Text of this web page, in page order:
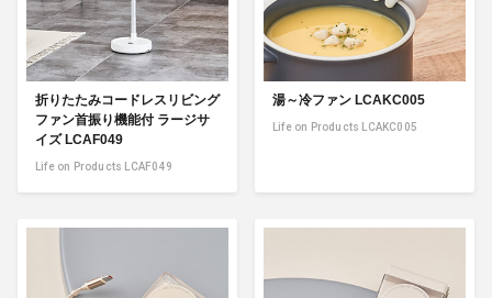
折りたたみコードレスリビング
ファン首振り機能付 ラージサ
イズ LCAF049
Life on Products LCAF049
湯～冷ファン LCAKC005
Life on Products LCAKC005